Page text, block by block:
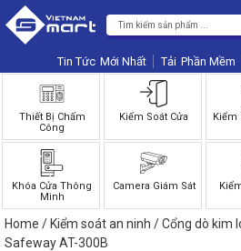
Tin Tức Phần Mềm
Thiết Bị Chấm
Công
Kiểm Soát Cửa Kiểm
Khóa Cửa Thông
Minh
Camera Giám Sát
Home /Kiểm soát an ninh /Cổng dò kim
Safeway AT-300B